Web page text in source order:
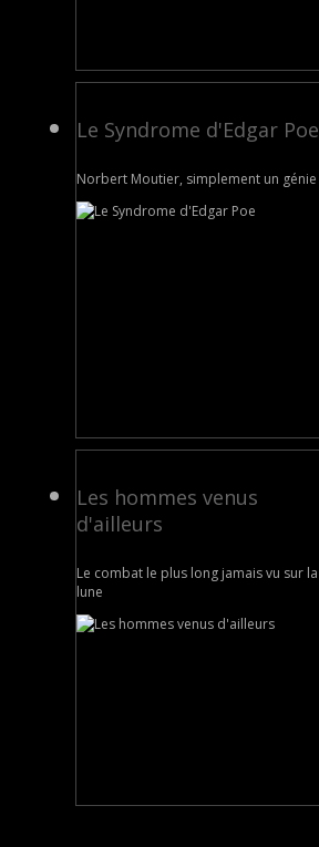
Le Syndrome d'Edgar Poe
Norbert Moutier, simplement un génie
Les hommes venus
d'ailleurs
Le combat le plus long jamais vu sur la
lune